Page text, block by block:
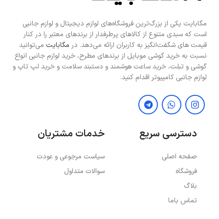
مگابایت یکی از بزرگ‌ترین فروشگاه‌های لوازم دیجیتال و لوازم جانبی
است که سبدی متنوع از کالاهای پرطرفدار از برندهای معتبر را در کنار
قیمت های شگفت‌انگیز به کاربران ارائه می‌دهد. در مگابایت می‌توانید
نسبت به خرید گوشی موبایل از برندهای مطرح، خرید لوازم جانبی انواع
گوشی و تبلت، خرید ساعت هوشمند و دستبند سلامت و خرید لپ تاپ و
لوازم جانبی کامپیوتر اقدام کنید.
دسترسی سریع
صفحه اصلی
فروشگاه
بلاگ
تماس باما
خدمات مشتریان
سیاست مرجوعی و عودت
سوالات متداول